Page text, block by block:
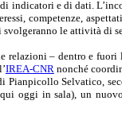
e di dati.
competenze,
le attività di
relazioni – dentro e
IREA-CNR nonché
Pianpicollo Selvatico,
oggi in sala), un